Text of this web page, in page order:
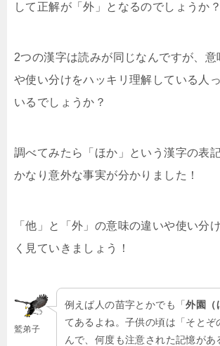
して正解が「外」となるのでしょうか？
2つの漢字は読みが同じなんですが、意
や使い分けをハッキリ理解している人
いるでしょうか？
調べてみたら「ほか」という漢字の表
かなり意外な事実が分かりました！
「他」と「外」の意味の違いや使い分
く見ていきましょう！
鷲弟子
例えば人の苗字とかでも「外園（
てあるよね。子供の頃は「そとぞ
んで、何度も注意された記憶があ